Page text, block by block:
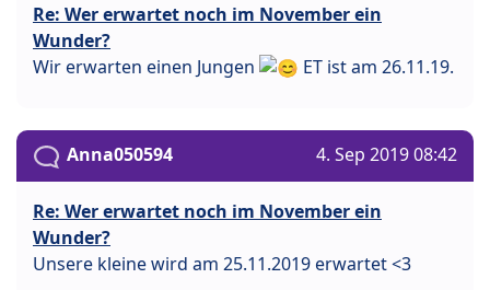
Re: Wer erwartet noch im November ein
Wunder?
Wir erwarten einen Jungen
ET ist am 26.11.19.
Anna050594 4. Sep 2019 08:42
Re: Wer erwartet noch im November ein
Wunder?
Unsere kleine wird am 25.11.2019 erwartet <3